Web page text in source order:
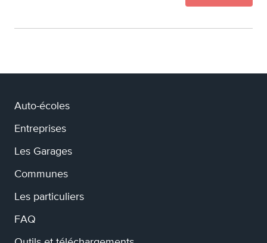
Auto-écoles
Entreprises
Les Garages
Communes
Les particuliers
FAQ